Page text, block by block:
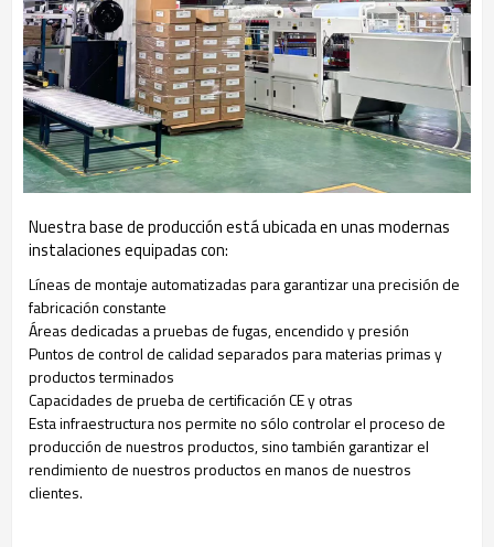
Nuestra base de producción está ubicada en unas modernas
instalaciones equipadas con:
Líneas de montaje automatizadas para garantizar una precisión de
fabricación constante
Áreas dedicadas a pruebas de fugas, encendido y presión
Puntos de control de calidad separados para materias primas y
productos terminados
Capacidades de prueba de certificación CE y otras
Esta infraestructura nos permite no sólo controlar el proceso de
producción de nuestros productos, sino también garantizar el
rendimiento de nuestros productos en manos de nuestros
clientes.